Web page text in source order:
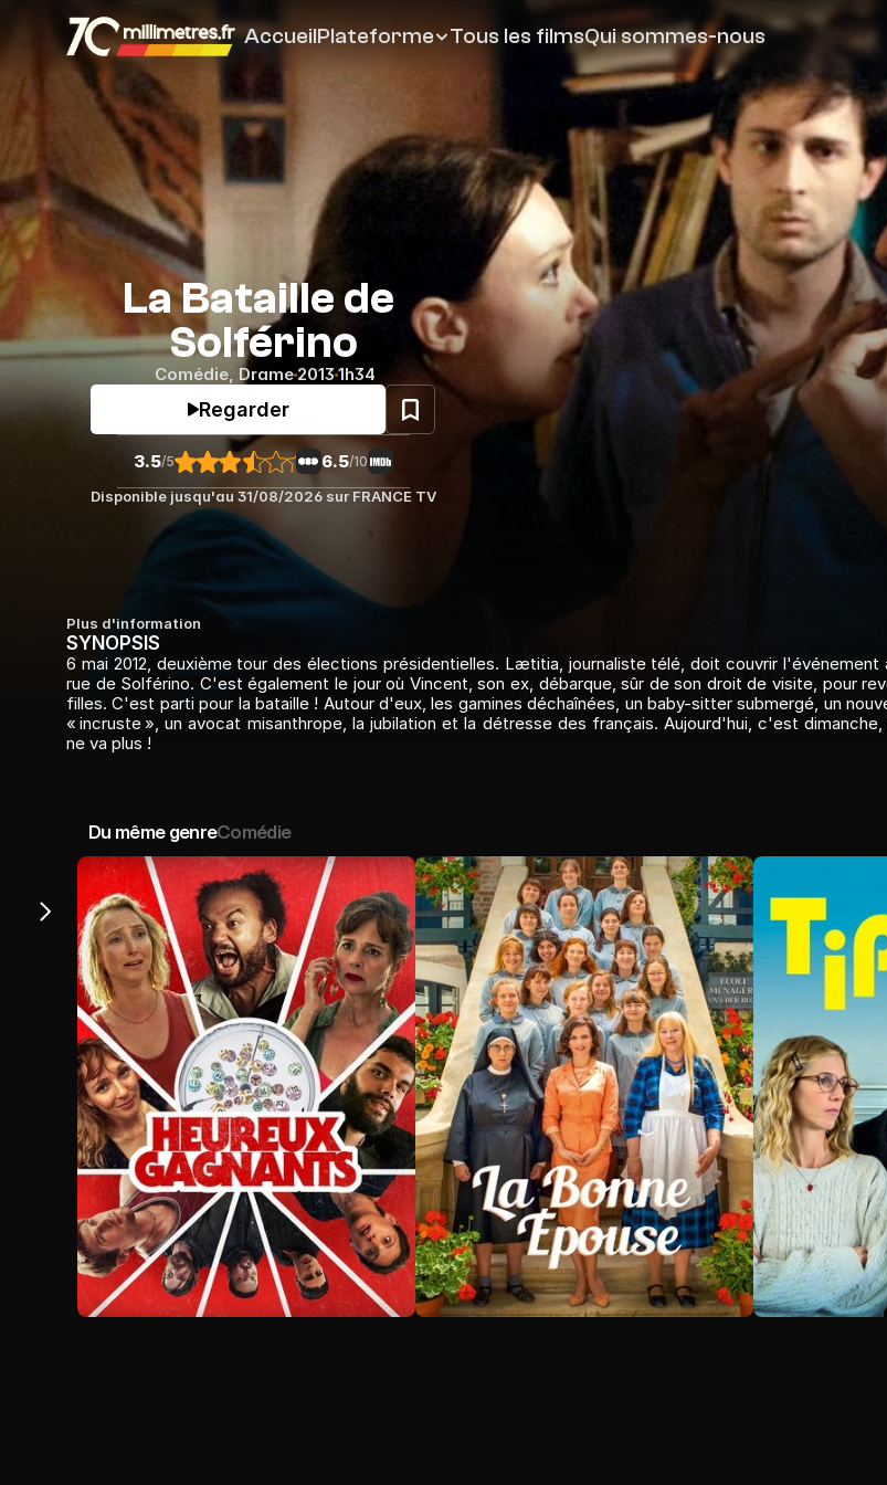
AccueilPlateforme Tous les filmsQui sommes-nous
Regarder
3.5/5 6.5/10
Disponible jusqu'au sur
31/08/2026 FRANCE TV
La Bataille de
Solférino
Comédie, Drame 1h34
2013
Plus d'information
6 mai 2012, deuxième tour des élections présidentielles. Lætitia, journaliste télé, doit couvrir
rue de Solférino. C'est également le jour où Vincent, son ex, débarque, sûr de son droit de visite, pour
filles. C'est parti pour la bataille ! Autour d'eux, les gamines déchaînées, un baby-sitter submergé, un
« incruste », un avocat misanthrope, la jubilation et la détresse des français. Aujourd'hui, c'est
ne va plus !
SYNOPSIS
Du même genreComédie